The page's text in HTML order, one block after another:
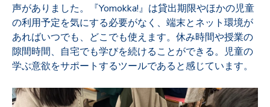
声がありました。『Yomokka!』は貸出期限やほかの児童
の利用予定を気にする必要がなく、端末とネット環境が
あればいつでも、どこでも使えます。休み時間や授業の
隙間時間、自宅でも学びを続けることができる。児童の
学ぶ意欲をサポートするツールであると感じています。